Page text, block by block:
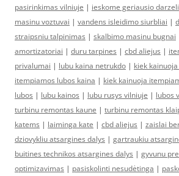
pasirinkimas vilniuje | ieskome geriausio
masinu voztuvai | vandens isleidimo siurbliai |
straipsniu talpinimas | skalbimo masinu bugnai
amortizatoriai | duru tarpines | cbd aliejus |
privalumai | lubu kaina netrukdo | kiek
itempiamos lubos kaina | kiek kainuoja
lubos | lubu kainos | lubu rusys vilniuje | lubos
turbinu remontas kaune | turbinu remontas
katems | laiminga kate | cbd aliejus | zaislai
dziovykliu atsargines dalys | gartraukiu
buitines technikos atsargines dalys | gyvunu
optimizavimas | pasiskolinti nesudėtinga |